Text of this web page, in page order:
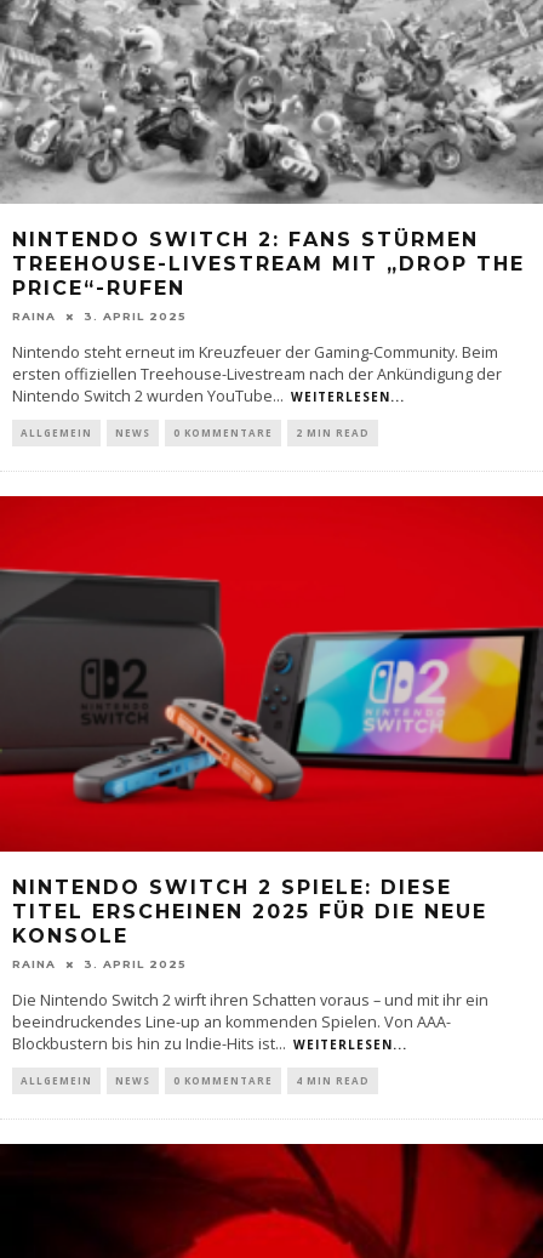
NINTENDO SWITCH 2: FANS STÜRMEN
TREEHOUSE-LIVESTREAM MIT „DROP THE
PRICE“-RUFEN
RAINA 3. APRIL 2025
Nintendo steht erneut im Kreuzfeuer der Gaming-Community. Beim
ersten offiziellen Treehouse-Livestream nach der Ankündigung der
Nintendo Switch 2 wurden YouTube... WEITERLESEN...
ALLGEMEIN NEWS 0 KOMMENTARE 2 MIN READ
NINTENDO SWITCH 2 SPIELE: DIESE
TITEL ERSCHEINEN 2025 FÜR DIE NEUE
KONSOLE
RAINA 3. APRIL 2025
Die Nintendo Switch 2 wirft ihren Schatten voraus – und mit ihr ein
beeindruckendes Line-up an kommenden Spielen. Von AAA-
Blockbustern bis hin zu Indie-Hits ist... WEITERLESEN...
ALLGEMEIN NEWS 0 KOMMENTARE 4 MIN READ